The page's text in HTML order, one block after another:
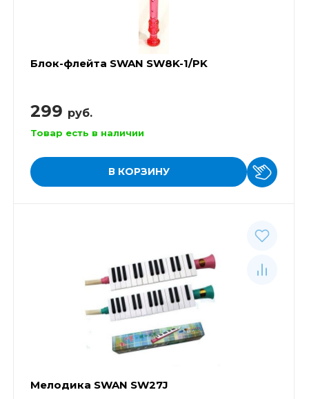
Блок-флейта SWAN SW8K-1/PK
299 руб.
Товар есть в наличии
В КОРЗИНУ
Мелодика SWAN SW27J